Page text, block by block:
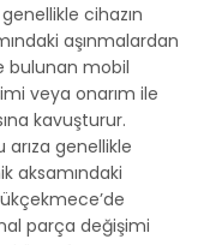
genellikle cihazın
aşınmalardan
bulunan mobil
veya onarım ile
kavuşturur.
arıza genellikle
aksamındaki
parça değişimi